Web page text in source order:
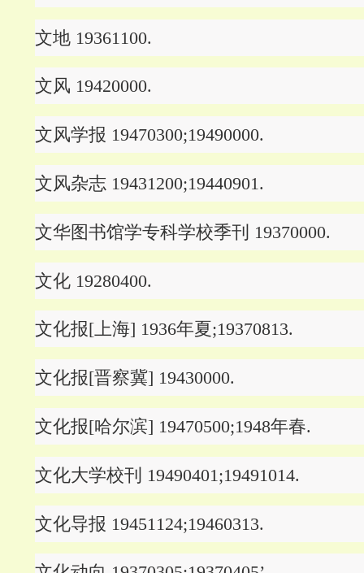
文地 19361100.
文风 19420000.
文风学报 19470300;19490000.
文风杂志 19431200;19440901.
文华图书馆学专科学校季刊 19370000.
文化 19280400.
文化报[上海] 1936年夏;19370813.
文化报[晋察冀] 19430000.
文化报[哈尔滨] 19470500;1948年春.
文化大学校刊 19490401;19491014.
文化导报 19451124;19460313.